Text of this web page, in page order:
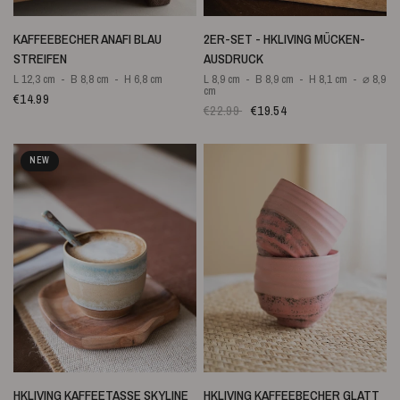
SCHNELLANSICHT
KAFFEEBECHER ANAFI BLAU
STREIFEN
L 12,3 cm B 8,8 cm H 6,8 cm
€14.99
SCHNELLANSICHT
2ER-SET - HKLIVING MÜCKEN-
AUSDRUCK
L 8,9 cm B 8,9 cm H 8,1 cm ⌀ 8,9
cm
€22.99 €19.54
NEW
SCHNELLANSICHT
HKLIVING KAFFEETASSE SKYLINE SCHNELLANSICHT
HKLIVING KAFFEEBECHER GLATT